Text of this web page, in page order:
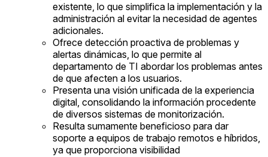
existente, lo que simplifica la implementación y la
administración al evitar la necesidad de agentes
adicionales.
Ofrece detección proactiva de problemas y
alertas dinámicas, lo que permite al
departamento de TI abordar los problemas antes
de que afecten a los usuarios.
Presenta una visión unificada de la experiencia
digital, consolidando la información procedente
de diversos sistemas de monitorización.
Resulta sumamente beneficioso para dar
soporte a equipos de trabajo remotos e híbridos,
ya que proporciona visibilidad